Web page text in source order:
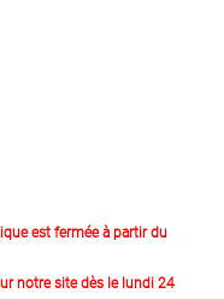
est fermée à partir du
notre site dès le lundi 24